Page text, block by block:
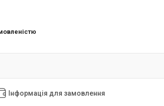
Інформація для замовлення